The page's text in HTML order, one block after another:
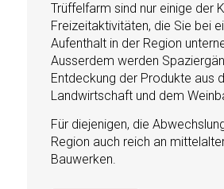
Trüffelfarm sind nur einige der
Freizeitaktivitäten, die Sie bei
Aufenthalt in der Region
Ausserdem werden
Entdeckung der Produkte aus
Landwirtschaft und dem
Für diejenigen, die
Region auch reich an
Bauwerken.